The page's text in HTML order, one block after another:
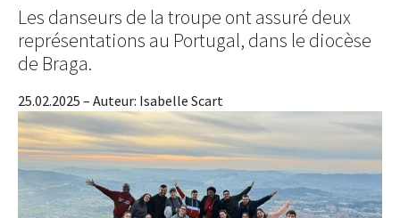
Les danseurs de la troupe ont assuré deux
représentations au Portugal, dans le diocèse
de Braga.
25.02.2025 – Auteur: Isabelle Scart